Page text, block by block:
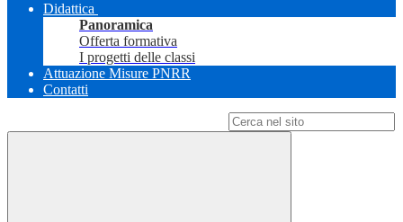
Didattica
Panoramica
Offerta formativa
I progetti delle classi
Attuazione Misure PNRR
Contatti